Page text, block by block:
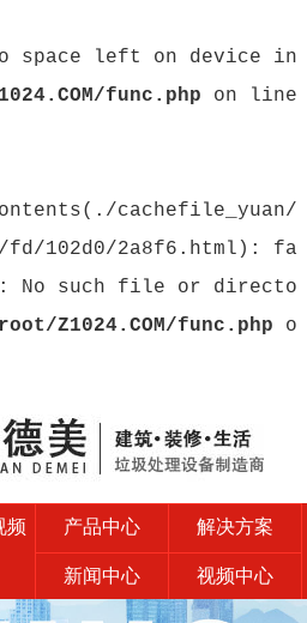
space left on device in
func.php on line
fd/102d0/2a8f6.html): fa
No such file or directo
Z1024.COM/func.php o
频 产品中心 解决方案
新闻中心 视频中心